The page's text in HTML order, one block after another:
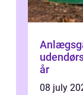
Anlægsgartner
år
08 july